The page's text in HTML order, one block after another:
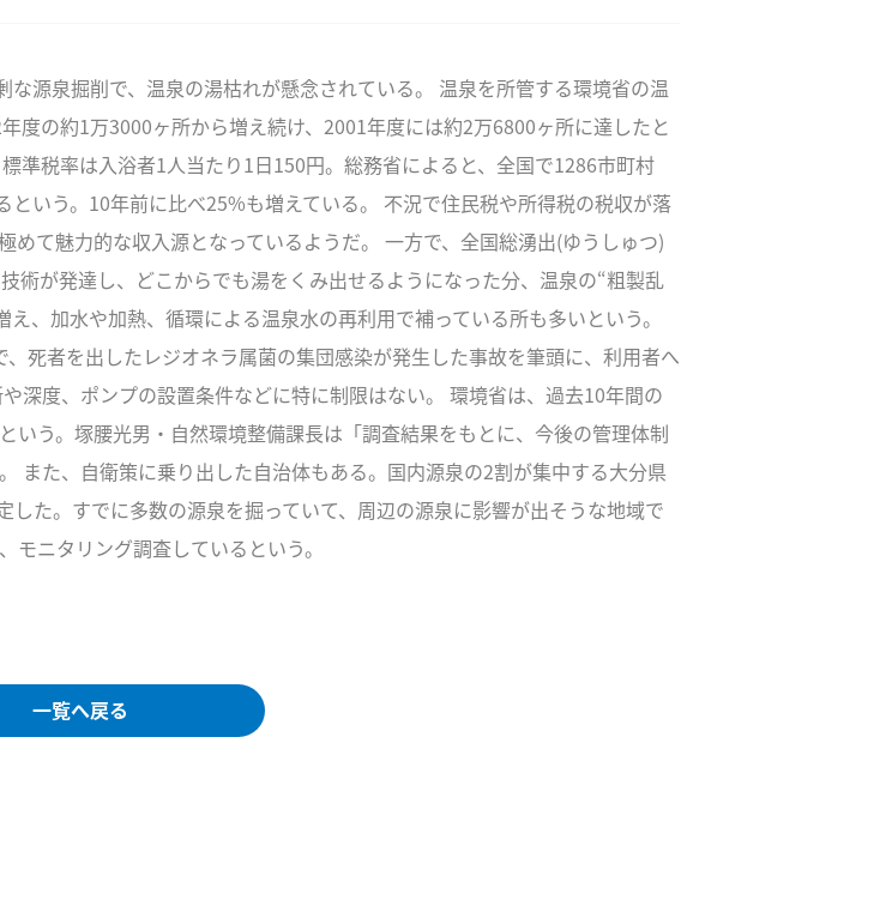
源泉掘削で、温泉の湯枯れが懸念されている。 温泉を所管する環境省の温
度の約1万3000ヶ所から増え続け、2001年度には約2万6800ヶ所に達したと
準税率は入浴者1人当たり1日150円。総務省によると、全国で1286市町村
いう。10年前に比べ25%も増えている。 不況で住民税や所得税の税収が落
て魅力的な収入源となっているようだ。 一方で、全国総湧出(ゆうしゅつ)
術が発達し、どこからでも湯をくみ出せるようになった分、温泉の“粗製乱
、加水や加熱、循環による温泉水の再利用で補っている所も多いという。
死者を出したレジオネラ属菌の集団感染が発生した事故を筆頭に、利用者へ
深度、ポンプの設置条件などに特に制限はない。 環境省は、過去10年間の
う。塚腰光男・自然環境整備課長は「調査結果をもとに、今後の管理体制
また、自衛策に乗り出した自治体もある。国内源泉の2割が集中する大分県
た。すでに多数の源泉を掘っていて、周辺の源泉に影響が出そうな地域で
ニタリング調査しているという。
一覧へ戻る